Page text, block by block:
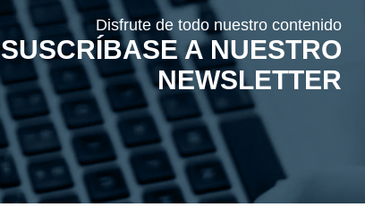
Disfrute de todo nuestro contenido
SUSCRÍBASE A NUESTRO
NEWSLETTER